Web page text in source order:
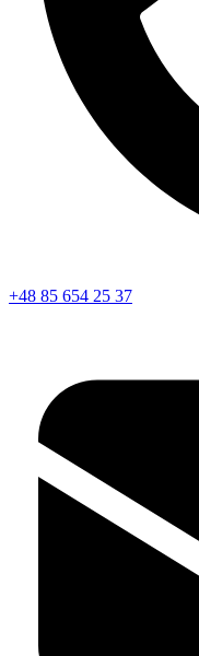
+48 85 654 25 37